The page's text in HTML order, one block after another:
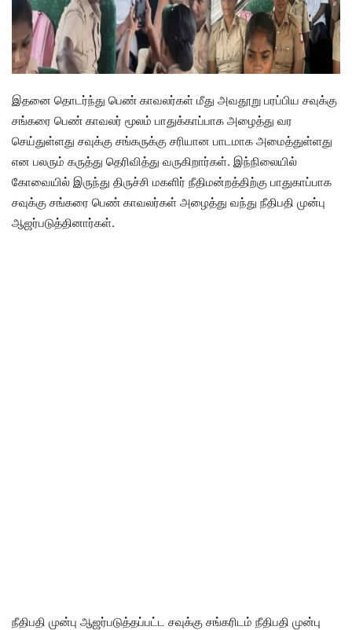
இதனை தொடர்ந்து பெண் காவலர்கள் மீது அவதூறு பரப்பிய சவுக்கு
சங்கரை பெண் காவலர் மூலம் பாதுக்காப்பாக அழைத்து வர
செய்துள்ளது சவுக்கு சங்கருக்கு சரியான பாடமாக அமைத்துள்ளது
என பலரும் கருத்து தெரிவித்து வருகிறார்கள். இந்நிலையில்
கோவையில் இருந்து திருச்சி மகளிர் நீதிமன்றத்திற்கு பாதுகாப்பாக
சவுக்கு சங்கரை பெண் காவலர்கள் அழைத்து வந்து நீதிபதி முன்பு
ஆஜர்படுத்தினார்கள்.
நீதிபதி முன்பு ஆஜர்படுத்தப்பட்ட சவுக்கு சங்கரிடம் நீதிபதி முன்பு